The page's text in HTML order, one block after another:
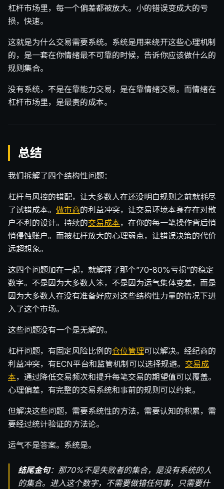
杠杆市场里，每一个偏差都被放大。小的错误变成大的亏
损，快速。
这就是为什么交易需要系统。系统是用来绕开这些心理机制
的，是一套在你情绪最不可靠的时候，告诉你应该做什么的
规则集合。
没有系统，不是在靠能力交易，是在靠情绪交易。而情绪在
杠杆市场里，是最贵的成本。
总结
我们拆解了四个结构性问题：
杠杆与风控的错配，让大多数人在还没明白规则之前就耗尽
了试错成本。 做市商的利益冲突，让交易环境本身存在对散
户不利的设计。持续的交易成本，在你的每一笔操作背后悄
悄侵蚀账户。而被杠杆放大的心理弱点，让错误决策的代价
远超想象。
这四个问题加在一起，就解释了那个”70-80%亏损”的稳定
数字。不是因为大多数人笨，不是因为运气集体变差，而是
因为大多数人在没有准备好应对这些结构性力量的情况下进
入了这个市场。
这些问题没有一个是无解的。
杠杆问题，有固定风险比例的仓位管理可以解决。经纪商的
利益冲突，有ECN平台和监管机制可以选择规避。 交易成
本，通过降低交易频次和提升每笔交易的期望值可以覆盖。
心理偏差，有完整的交易系统和事前的规则可以约束。
但解决这些问题，需要系统性的方法，需要认知的积累，需
要经过统计验证的方法论。
运气不是答案。系统是。
结尾金句：那70%不是失败者的集合，是没有系统的人
的集合。进入这个数字，不需要做错任何事，只需要什